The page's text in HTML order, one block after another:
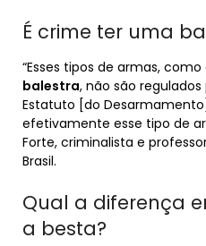
É crime ter uma
“Esses tipos de armas,
balestra, não são
Estatuto [do
efetivamente esse tipo de
Forte, criminalista e
Brasil.
Qual a diferença
a besta?